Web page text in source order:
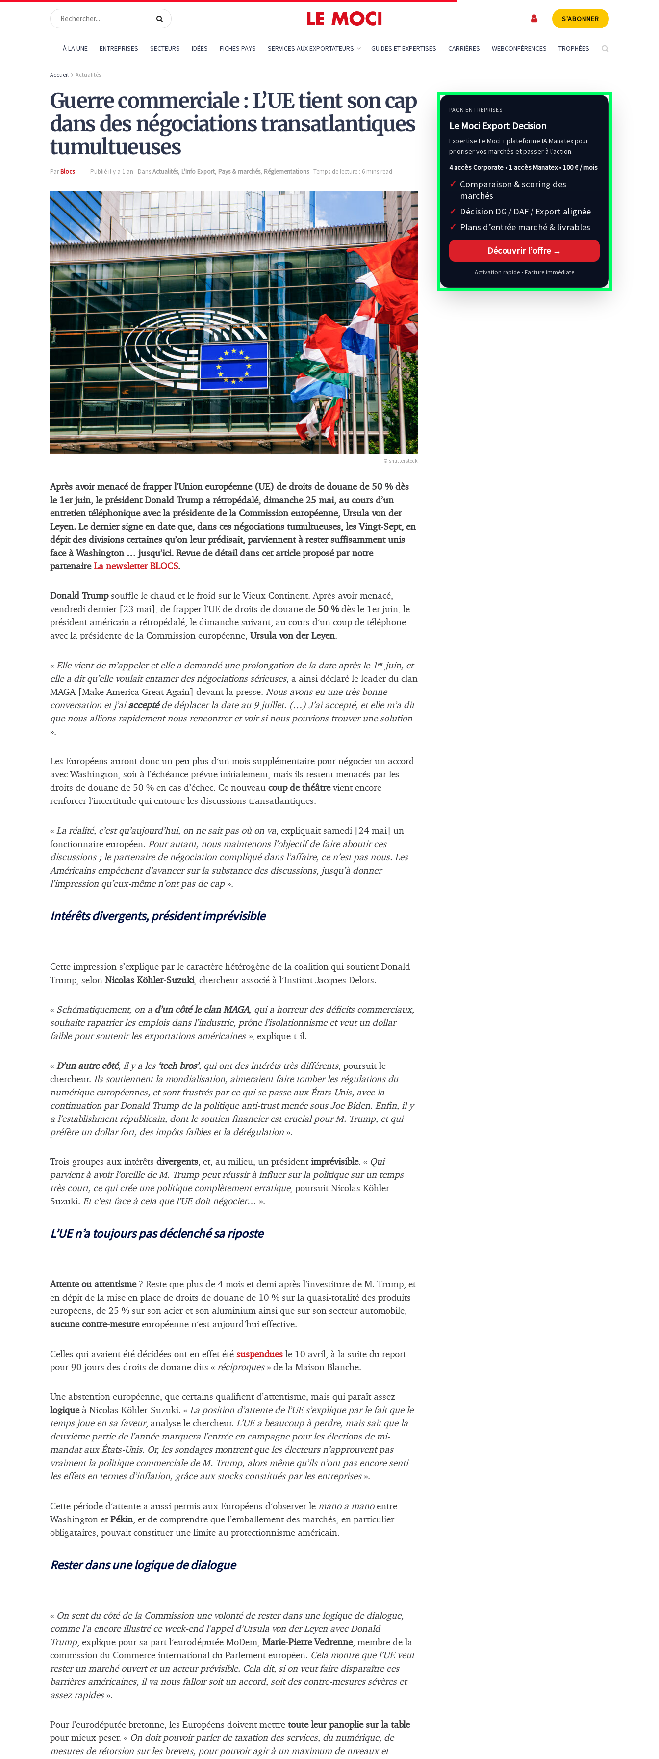
S'ABONNER
À LA UNE ENTREPRISES SECTEURS IDÉES FICHES PAYS SERVICES AUX EXPORTATEURS GUIDES ET EXPERTISES CARRIÈRES WEBCONFÉRENCES TROPHÉES
Accueil Actualités
Guerre commerciale : L’UE tient son cap
dans des négociations transatlantiques
tumultueuses
ParBlocs Publié il y a 1 an DansActualités, L'Info Export, Pays & marchés, Réglementations Temps de lecture : 6 mins read
© shutterstock
Après avoir menacé de frapper l’Union européenne (UE) de droits de douane de 50 % dès
le 1er juin, le président Donald Trump a rétropédalé, dimanche 25 mai, au cours d’un
entretien téléphonique avec la présidente de la Commission européenne, Ursula von der
Leyen. Le dernier signe en date que, dans ces négociations tumultueuses, les Vingt-Sept, en
dépit des divisions certaines qu’on leur prédisait, parviennent à rester suffisamment unis
face à Washington … jusqu’ici. Revue de détail dans cet article proposé par notre
partenaire La newsletter BLOCS.
Donald Trumpsouffle le chaud et le froid sur le Vieux Continent. Après avoir menacé,
vendredi dernier [23 mai], de frapper l’UE de droits de douane de 50 %dès le 1er juin, le
président américain a rétropédalé, le dimanche suivant, au cours d’un coup de téléphone
avec la présidente de la Commission européenne, Ursula von der Leyen.
« Elle vient de m’appeler et elle a demandé une prolongation de la date après le 1ᵉʳ juin, et
elle a dit qu’elle voulait entamer des négociations sérieuses, a ainsi déclaré le leader du clan
MAGA [Make America Great Again] devant la presse. Nous avons eu une très bonne
conversation et j’aiacceptéde déplacer la date au 9 juillet. (…) J’ai accepté, et elle m’a dit
que nous allions rapidement nous rencontrer et voir si nous pouvions trouver une solution
».
Les Européens auront donc un peu plus d’un mois supplémentaire pour négocier un accord
avec Washington, soit à l’échéance prévue initialement, mais ils restent menacés par les
droits de douane de 50 % en cas d’échec. Ce nouveau coup de théâtrevient encore
renforcer l’incertitude qui entoure les discussions transatlantiques.
« La réalité, c’est qu’aujourd’hui, on ne sait pas où on va, expliquait samedi [24 mai] un
fonctionnaire européen. Pour autant, nous maintenons l’objectif de faire aboutir ces
discussions ; le partenaire de négociation compliqué dans l’affaire, ce n’est pas nous. Les
Américains empêchent d’avancer sur la substance des discussions, jusqu’à donner
l’impression qu’eux-même n’ont pas de cap».
Intérêts divergents, président imprévisible
Cette impression s’explique par le caractère hétérogène de la coalition qui soutient Donald
Trump, selon Nicolas Köhler-Suzuki, chercheur associé à l’Institut Jacques Delors.
« Schématiquement, on a d’un côté le clan MAGA, qui a horreur des déficits commerciaux,
souhaite rapatrier les emplois dans l’industrie, prône l’isolationnisme et veut un dollar
faible pour soutenir les exportations américaines », explique-t-il.
« D’un autre côté, il y a les ‘tech bros’, qui ont des intérêts très différents, poursuit le
chercheur. Ils soutiennent la mondialisation, aimeraient faire tomber les régulations du
numérique européennes, et sont frustrés par ce qui se passe aux États-Unis, avec la
continuation par Donald Trump de la politique anti-trust menée sous Joe Biden. Enfin, il y
a l’establishment républicain, dont le soutien financier est crucial pour M. Trump, et qui
préfère un dollar fort, des impôts faibles et la dérégulation ».
Trois groupes aux intérêts divergents, et, au milieu, un président imprévisible. « Qui
parvient à avoir l’oreille de M. Trump peut réussir à influer sur la politique sur un temps
très court, ce qui crée une politique complètement erratique, poursuit Nicolas Köhler-
Suzuki. Et c’est face à cela que l’UE doit négocier… ».
L’UE n’a toujours pas déclenché sa riposte
Attente ou attentisme? Reste que plus de 4 mois et demi après l’investiture de M. Trump, et
en dépit de la mise en place de droits de douane de 10 % sur la quasi-totalité des produits
européens, de 25 % sur son acier et son aluminium ainsi que sur son secteur automobile,
aucune contre-mesureeuropéenne n’est aujourd’hui effective.
Celles qui avaient été décidées ont en effet été suspendues le 10 avril, à la suite du report
pour 90 jours des droits de douane dits « réciproques» de la Maison Blanche.
Une abstention européenne, que certains qualifient d’attentisme, mais qui paraît assez
logiqueà Nicolas Köhler-Suzuki. « La position d’attente de l’UE s’explique par le fait que le
temps joue en sa faveur, analyse le chercheur. L’UE a beaucoup à perdre, mais sait que la
deuxième partie de l’année marquera l’entrée en campagne pour les élections de mi-
mandat aux États-Unis. Or, les sondages montrent que les électeurs n’approuvent pas
vraiment la politique commerciale de M. Trump, alors même qu’ils n’ont pas encore senti
les effets en termes d’inflation, grâce aux stocks constitués par les entreprises».
Cette période d’attente a aussi permis aux Européens d’observer le mano a manoentre
Washington et Pékin, et de comprendre que l’emballement des marchés, en particulier
obligataires, pouvait constituer une limite au protectionnisme américain.
Rester dans une logique de dialogue
« On sent du côté de la Commission une volonté de rester dans une logique de dialogue,
comme l’a encore illustré ce week-end l’appel d’Ursula von der Leyen avec Donald
Trump, explique pour sa part l’eurodéputée MoDem, Marie-Pierre Vedrenne, membre de la
commission du Commerce international du Parlement européen. Cela montre que l’UE veut
rester un marché ouvert et un acteur prévisible. Cela dit, si on veut faire disparaître ces
barrières américaines, il va nous falloir soit un accord, soit des contre-mesures sévères et
assez rapides».
Pour l’eurodéputée bretonne, les Européens doivent mettre toute leur panoplie sur la table
pour mieux peser. « On doit pouvoir parler de taxation des services, du numérique, de
mesures de rétorsion sur les brevets, pour pouvoir agir à un maximum de niveaux et
PACK ENTREPRISES
Le Moci Export Decision
Expertise Le Moci + plateforme IA Manatex pour
prioriser vos marchés et passer à l’action.
4 accès Corporate • 1 accès Manatex •100 € / mois
Comparaison & scoring des
marchés
Décision DG / DAF / Export alignée
Plans d’entrée marché & livrables
Découvrir l’offre →
Activation rapide • Facture immédiate